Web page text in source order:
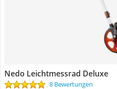
Nedo Leichtmessrad Deluxe
8 Bewertungen